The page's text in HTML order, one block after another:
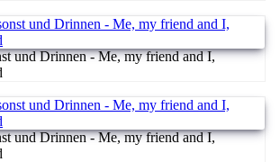
und Drinnen - Me, my friend and I,
und Drinnen - Me, my friend and I,